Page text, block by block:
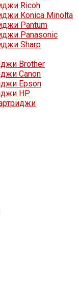
Ricoh
Konica Minolta
Pantum
Panasonic
Sharp
Brother
Canon
Epson
HP